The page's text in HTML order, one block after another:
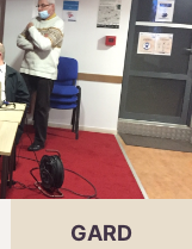
GARD